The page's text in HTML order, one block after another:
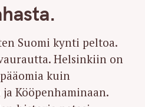
Suomi kynti peltoa.
Helsinkiin on
kuin
Kööpenhaminaan.